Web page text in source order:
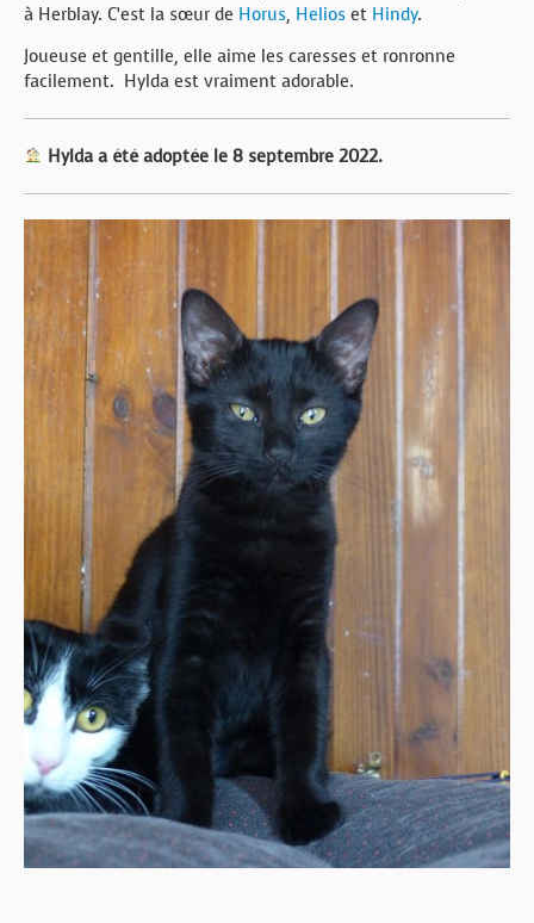
à Herblay. C’est la sœur de Horus, Helios et Hindy.
Joueuse et gentille, elle aime les caresses et ronronne
facilement. Hylda est vraiment adorable.
Hylda a été adoptée le 8 septembre 2022.